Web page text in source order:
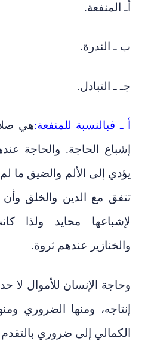
أـ المنفعة.
ب ـ الندرة.
جـ ـ التبادل.
أ ـ فبالنسبة للمنفعة:هي
إشباع الحاجة. والحاجة
يؤدي إلى الألم والضيق ما
تتفق مع الدين والخلق وأن
لإشباعها محايد ولذا
والخنازير عندهم ثروة.
وحاجة الإنسان للأموال لا
إنتاجه، ومنها الضروري
الكمالي إلى ضروري بالتقدم